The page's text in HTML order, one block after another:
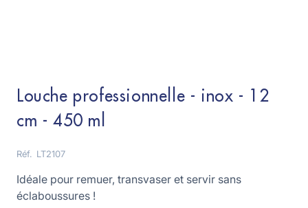
Louche professionnelle - inox - 12
cm - 450 ml
Réf. LT2107
Idéale pour remuer, transvaser et servir sans
éclaboussures !